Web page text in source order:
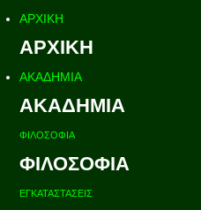
ΑΡΧΙΚΗ
ΑΡΧΙΚΗ
ΑΚΑΔΗΜΙΑ
ΑΚΑΔΗΜΙΑ
ΦΙΛΟΣΟΦΙΑ
ΦΙΛΟΣΟΦΙΑ
ΕΓΚΑΤΑΣΤΑΣΕΙΣ